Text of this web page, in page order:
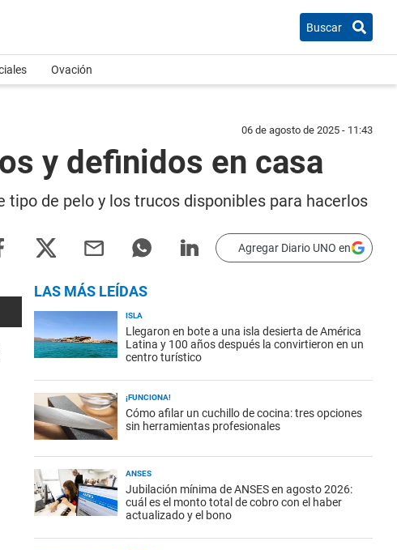
Buscar
Ovación
06 de agosto de 2025 - 11:43
y definidos en casa
de pelo y los trucos disponibles para hacerlos
Agregar Diario UNO en
LAS MÁS LEÍDAS
ISLA
Llegaron en bote a una isla desierta de América
Latina y 100 años después la convirtieron en un
centro turístico
¡FUNCIONA!
Cómo afilar un cuchillo de cocina: tres opciones
sin herramientas profesionales
ANSES
Jubilación mínima de ANSES en agosto 2026:
cuál es el monto total de cobro con el haber
actualizado y el bono